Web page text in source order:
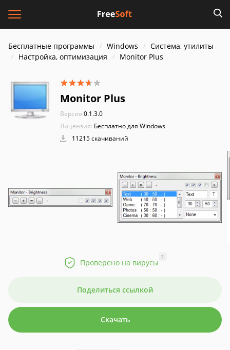
Бесплатные программы Windows
Система, утилиты
Настройка, оптимизация
Monitor Plus
Monitor Plus
Версия:0.1.3.0
Лицензия: Бесплатно для Windows
11215 скачиваний
Проверено на вирусы
?
Поделиться ссылкой
Скачать